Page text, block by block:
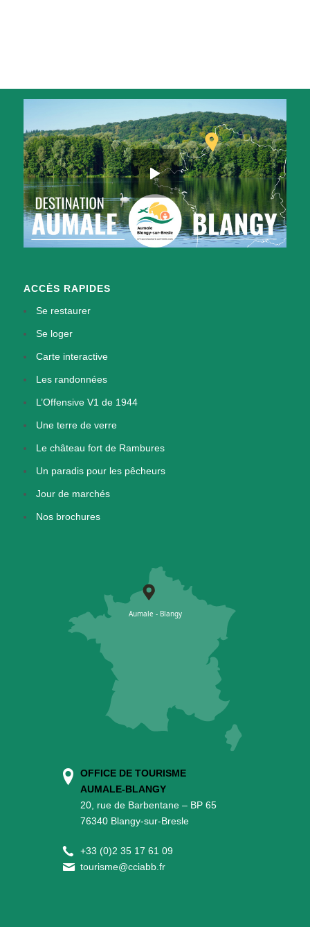
ACCÈS RAPIDES
Se restaurer
Se loger
Carte interactive
Les randonnées
L’Offensive V1 de 1944
Une terre de verre
Le château fort de Rambures
Un paradis pour les pêcheurs
Jour de marchés
Nos brochures
OFFICE DE TOURISME
AUMALE-BLANGY
20, rue de Barbentane – BP 65
76340 Blangy-sur-Bresle
+33 (0)2 35 17 61 09
tourisme@cciabb.fr